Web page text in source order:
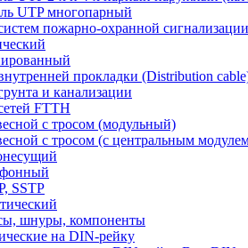
UTP многопарный
пожарно-охранной сигнализации
прокладки (Distribution
и канализации
FTTH
с тросом (модульный)
с тросом (с центральным
SSTP
шнуры, компоненты
на DIN-рейку